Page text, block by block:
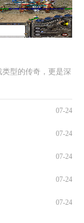
型的传奇，更是深
07-24
07-24
07-24
07-24
07-24